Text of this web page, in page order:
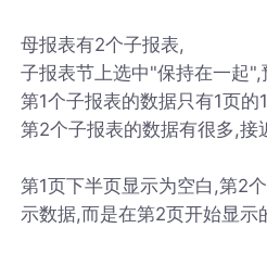
母报表有2个子报表,
子报表节上选中"保持在一起",
第1个子报表的数据只有1页的
第2个子报表的数据有很多,接
第1页下半页显示为空白,第2
示数据,而是在第2页开始显示